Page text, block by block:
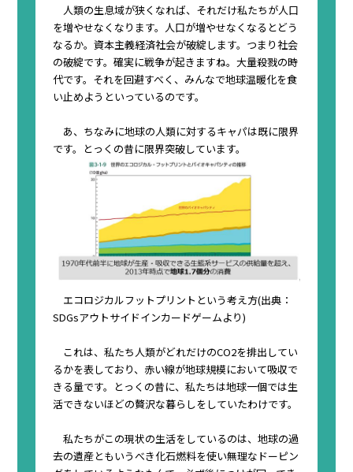
人類の生息域が狭くなれば、それだけ私たちが人口
を増やせなくなります。人口が増やせなくなるとどう
なるか。資本主義経済社会が破綻します。つまり社会
の破綻です。確実に戦争が起きますね。大量殺戮の時
代です。それを回避すべく、みんなで地球温暖化を食
い止めようといっているのです。
あ、ちなみに地球の人類に対するキャパは既に限界
です。とっくの昔に限界突破しています。
エコロジカルフットプリントという考え方(出典：
SDGsアウトサイドインカードゲームより)
これは、私たち人類がどれだけのCO2を排出してい
るかを表しており、赤い線が地球規模において吸収で
きる量です。とっくの昔に、私たちは地球一個では生
活できないほどの贅沢な暮らしをしていたわけです。
私たちがこの現状の生活をしているのは、地球の過
去の遺産ともいうべき化石燃料を使い無理なドーピン